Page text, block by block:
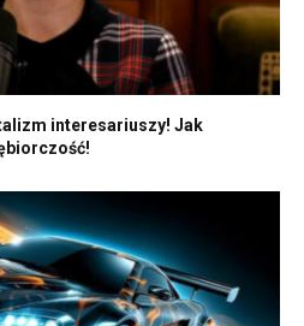
interesariuszy! Jak